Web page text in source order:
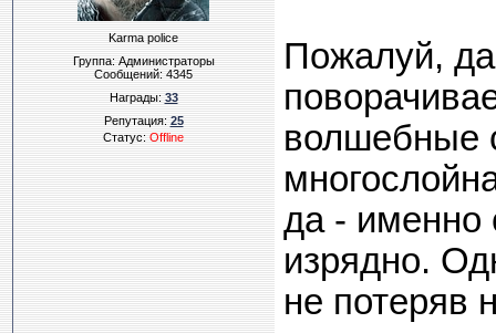
Karma police
Группа: Администраторы
Сообщений:4345
Награды:33
Репутация:25
Статус:Offline
Пожалуй,
волшебные
да - именно
изрядно.
не потеряв